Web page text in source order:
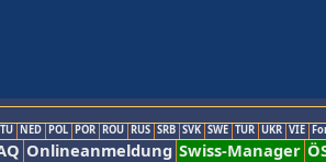
NED POL POR ROU RUS SRB SVK SWE TUR UKR VIE
Onlineanmeldung Swiss-Manager